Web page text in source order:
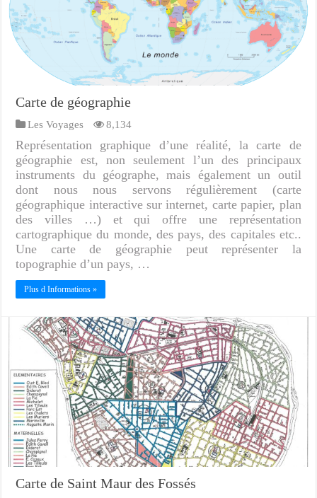
Carte de géographie
Les Voyages 8,134
Représentation graphique d’une réalité, la carte de
géographie est, non seulement l’un des principaux
instruments du géographe, mais également un outil
dont nous nous servons régulièrement (carte
géographique interactive sur internet, carte papier, plan
des villes …) et qui offre une représentation
cartographique du monde, des pays, des capitales etc..
Une carte de géographie peut représenter la
topographie d’un pays, …
Plus d Informations »
Carte de Saint Maur des Fossés